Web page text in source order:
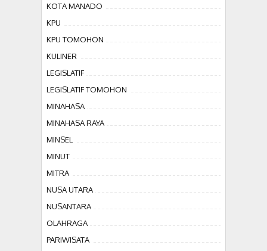
KOTA MANADO
KPU
KPU TOMOHON
KULINER
LEGISLATIF
LEGISLATIF TOMOHON
MINAHASA
MINAHASA RAYA
MINSEL
MINUT
MITRA
NUSA UTARA
NUSANTARA
OLAHRAGA
PARIWISATA